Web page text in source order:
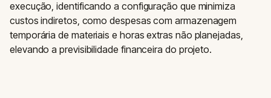
execução, identificando a configuração que minimiza
custos indiretos, como despesas com armazenagem
temporária de materiais e horas extras não planejadas,
elevando a previsibilidade financeira do projeto.